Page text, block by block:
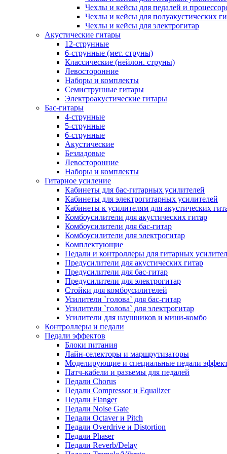
Чехлы и кейсы для педалей и
Чехлы и кейсы для полуакустических
Чехлы и кейсы для электрогитар
Акустические гитары
12-струнные
6-струнные (мет. струны)
Классические (нейлон. струны)
Левосторонние
Наборы и комплекты
Семиструнные гитары
Электроакустические гитары
Бас-гитары
4-струнные
5-струнные
6-струнные
Акустические
Безладовые
Левосторонние
Наборы и комплекты
Гитарное усиление
Кабинеты для бас-гитарных усилителей
Кабинеты для электрогитарных усилителей
Кабинеты к усилителям для акустических
Комбоусилители для акустических гитар
Комбоусилители для бас-гитар
Комбоусилители для электрогитар
Комплектующие
Педали и контроллеры для гитарных
Предусилители для акустических гитар
Предусилители для бас-гитар
Предусилители для электрогитар
Стойки для комбоусилителей
Усилители `голова` для бас-гитар
Усилители `голова` для электрогитар
Усилители для наушников и мини-комбо
Контроллеры и педали
Педали эффектов
Блоки питания
Лайн-селекторы и маршрутизаторы
Моделирующие и специальные педали
Патч-кабели и разъемы для педалей
Педали Chorus
Педали Compressor и Equalizer
Педали Flanger
Педали Noise Gate
Педали Octaver и Pitch
Педали Overdrive и Distortion
Педали Phaser
Педали Reverb/Delay